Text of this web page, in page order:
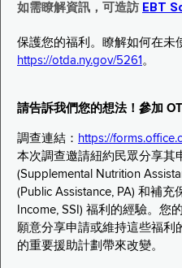
如需瞭解資訊，可造訪 EBT
保護您的福利。瞭解如何在未
https://otda.ny.gov/5261 。
請告訴我們您的想法！參加
調查連結： https://
本次調查邀請紐約民眾分享其
(Supplemental Nutrition
(Public Assistance, PA) 和補
Income, SSI) 福利的經驗。您
願意分享申請或維持這些福利
的重要援助計劃帶來改變。